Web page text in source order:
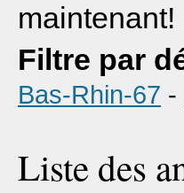
maintenant!
Filtre par
Bas-Rhin-67 -
Liste des